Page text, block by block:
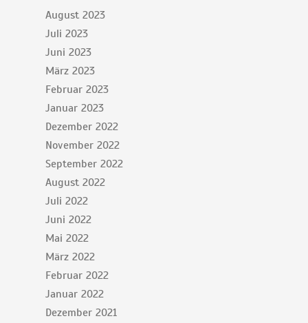
August 2023
Juli 2023
Juni 2023
März 2023
Februar 2023
Januar 2023
Dezember 2022
November 2022
September 2022
August 2022
Juli 2022
Juni 2022
Mai 2022
März 2022
Februar 2022
Januar 2022
Dezember 2021